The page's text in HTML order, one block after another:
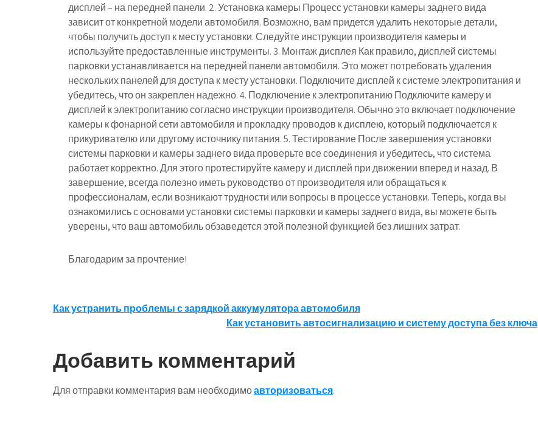
дисплей – на передней панели. 2. Установка камеры Процесс установки камеры заднего вида
зависит от конкретной модели автомобиля. Возможно, вам придется удалить некоторые детали,
чтобы получить доступ к месту установки. Следуйте инструкции производителя камеры и
используйте предоставленные инструменты. 3. Монтаж дисплея Как правило, дисплей системы
парковки устанавливается на передней панели автомобиля. Это может потребовать удаления
нескольких панелей для доступа к месту установки. Подключите дисплей к системе электропитания и
убедитесь, что он закреплен надежно. 4. Подключение к электропитанию Подключите камеру и
дисплей к электропитанию согласно инструкции производителя. Обычно это включает подключение
камеры к фонарной сети автомобиля и прокладку проводов к дисплею, который подключается к
прикуривателю или другому источнику питания. 5. Тестирование После завершения установки
системы парковки и камеры заднего вида проверьте все соединения и убедитесь, что система
работает корректно. Для этого протестируйте камеру и дисплей при движении вперед и назад. В
завершение, всегда полезно иметь руководство от производителя или обращаться к
профессионалам, если возникают трудности или вопросы в процессе установки. Теперь, когда вы
ознакомились с основами установки системы парковки и камеры заднего вида, вы можете быть
уверены, что ваш автомобиль обзаведется этой полезной функцией без лишних затрат.
Благодарим за прочтение!
Навигация
записям
Как устранить проблемы с зарядкой аккумулятора автомобиля
Как установить автосигнализацию и систему доступа без ключа
Добавить комментарий
Для отправки комментария вам необходимоавторизоваться.